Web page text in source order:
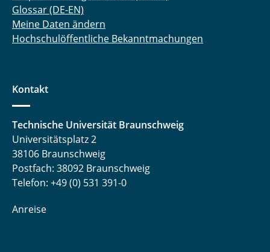
Glossar (DE-EN)
Meine Daten ändern
Hochschulöffentliche Bekanntmachungen
Kontakt
Technische Universität Braunschweig
Universitätsplatz 2
38106 Braunschweig
Postfach: 38092 Braunschweig
Telefon: +49 (0) 531 391-0
Anreise